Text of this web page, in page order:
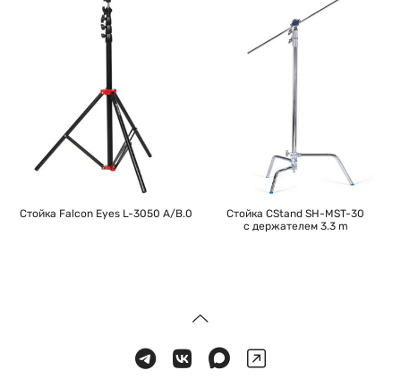
Стойка Falcon Eyes L-3050 A/B.0
Стойка CStand SH-MST-30
с держателем 3.3 m